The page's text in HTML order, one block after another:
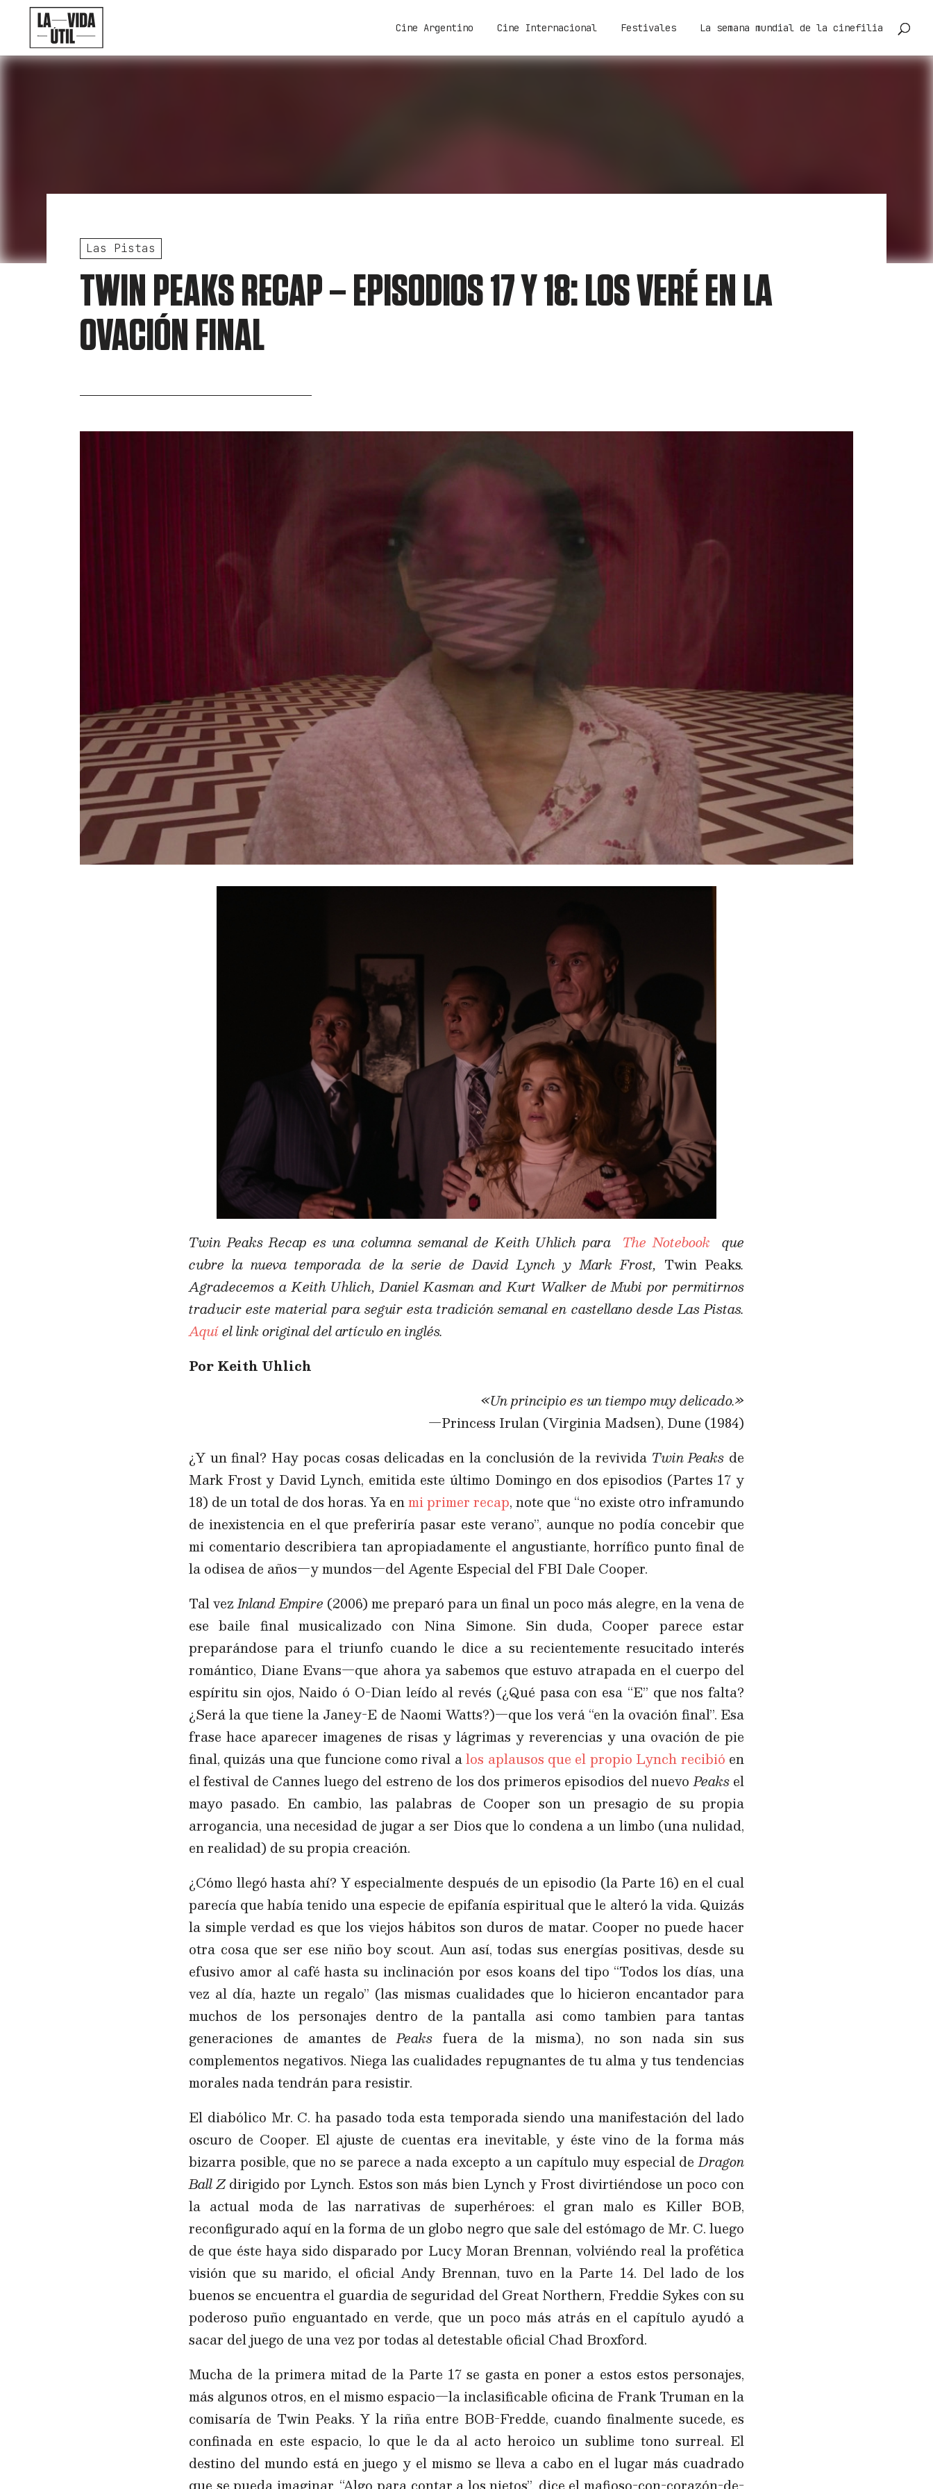
Cine Argentino Cine Internacional Festivales La semana mundial de la cinefilia
Las Pistas
TWIN PEAKS RECAP – EPISODIOS 17 Y 18: LOS VERÉ EN LA
OVACIÓN FINAL
Twin Peaks Recap es una columna semanal de Keith Uhlich para The Notebook que
cubre la nueva temporada de la serie de David Lynch y Mark Frost, Twin Peaks.
Agradecemos a Keith Uhlich, Daniel Kasman and Kurt Walker de Mubi por permitirnos
traducir este material para seguir esta tradición semanal en castellano desde Las Pistas.
Aquíel link original del artículo en inglés.
Por Keith Uhlich
«Un principio es un tiempo muy delicado.»
—Princess Irulan (Virginia Madsen), Dune (1984)
¿Y un final? Hay pocas cosas delicadas en la conclusión de la revivida Twin Peaks de
Mark Frost y David Lynch, emitida este último Domingo en dos episodios (Partes 17 y
18) de un total de dos horas. Ya enmi primer recap, note que “no existe otro inframundo
de inexistencia en el que preferiría pasar este verano”, aunque no podía concebir que
mi comentario describiera tan apropiadamente el angustiante, horrífico punto final de
la odisea de años—y mundos—del Agente Especial del FBI Dale Cooper.
Tal vezInland Empire (2006) me preparó para un final un poco más alegre, en la vena de
ese baile final musicalizado con Nina Simone. Sin duda, Cooper parece estar
preparándose para el triunfo cuando le dice a su recientemente resucitado interés
romántico, Diane Evans—que ahora ya sabemos que estuvo atrapada en el cuerpo del
espíritu sin ojos, Naido ó O-Dian leído al revés (¿Qué pasa con esa “E” que nos falta?
¿Será la que tiene la Janey-E de Naomi Watts?)—que los verá “en la ovación final”. Esa
frase hace aparecer imagenes de risas y lágrimas y reverencias y una ovación de pie
final, quizás una que funcione como rival alos aplausos que el propio Lynch recibió en
el festival de Cannes luego del estreno de los dos primeros episodios del nuevoPeaksel
mayo pasado. En cambio, las palabras de Cooper son un presagio de su propia
arrogancia, una necesidad de jugar a ser Dios que lo condena a un limbo (una nulidad,
en realidad) de su propia creación.
¿Cómo llegó hasta ahí? Y especialmente después de un episodio (la Parte 16) en el cual
parecía que había tenido una especie de epifanía espiritual que le alteró la vida. Quizás
la simple verdad es que los viejos hábitos son duros de matar. Cooper no puede hacer
otra cosa que ser ese niño boy scout. Aun así, todas sus energías positivas, desde su
efusivo amor al café hasta su inclinación por esos koans del tipo “Todos los días, una
vez al día, hazte un regalo” (las mismas cualidades que lo hicieron encantador para
muchos de los personajes dentro de la pantalla asi como tambien para tantas
generaciones de amantes dePeaks fuera de la misma), no son nada sin sus
complementos negativos. Niega las cualidades repugnantes de tu alma y tus tendencias
morales nada tendrán para resistir.
El diabólico Mr. C. ha pasado toda esta temporada siendo una manifestación del lado
oscuro de Cooper. El ajuste de cuentas era inevitable, y éste vino de la forma más
bizarra posible, que no se parece a nada excepto a un capítulo muy especial deDragon
Ball Zdirigido por Lynch. Estos son más bien Lynch y Frost divirtiéndose un poco con
la actual moda de las narrativas de superhéroes: el gran malo es Killer BOB,
reconfigurado aquí en la forma de un globo negro que sale del estómago de Mr. C. luego
de que éste haya sido disparado por Lucy Moran Brennan, volviéndo real la profética
visión que su marido, el oficial Andy Brennan, tuvo en la Parte 14. Del lado de los
buenos se encuentra el guardia de seguridad del Great Northern, Freddie Sykes con su
poderoso puño enguantado en verde, que un poco más atrás en el capítulo ayudó a
sacar del juego de una vez por todas al detestable oficial Chad Broxford.
Mucha de la primera mitad de la Parte 17 se gasta en poner a estos estos personajes,
más algunos otros, en el mismo espacio—la inclasificable oficina de Frank Truman en la
comisaría de Twin Peaks. Y la riña entre BOB-Fredde, cuando finalmente sucede, es
confinada en este espacio, lo que le da al acto heroico un sublime tono surreal. El
destino del mundo está en juego y el mismo se lleva a cabo en el lugar más cuadrado